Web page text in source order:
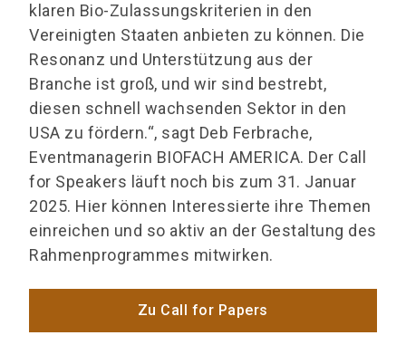
klaren Bio-Zulassungskriterien in den
Vereinigten Staaten anbieten zu können. Die
Resonanz und Unterstützung aus der
Branche ist groß, und wir sind bestrebt,
diesen schnell wachsenden Sektor in den
USA zu fördern.“, sagt Deb Ferbrache,
Eventmanagerin BIOFACH AMERICA. Der Call
for Speakers läuft noch bis zum 31. Januar
2025. Hier können Interessierte ihre Themen
einreichen und so aktiv an der Gestaltung des
Rahmenprogrammes mitwirken.
Zu Call for Papers